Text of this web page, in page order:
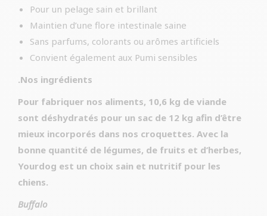
Pour un pelage sain et brillant
Maintien d’une flore intestinale saine
Sans parfums, colorants ou arômes artificiels
Convient également aux Pumi sensibles
.Nos ingrédients
Pour fabriquer nos aliments, 10,6 kg de viande
sont déshydratés pour un sac de 12 kg afin d’être
mieux incorporés dans nos croquettes. Avec la
bonne quantité de légumes, de fruits et d’herbes,
Yourdog est un choix sain et nutritif pour les
chiens.
Buffalo